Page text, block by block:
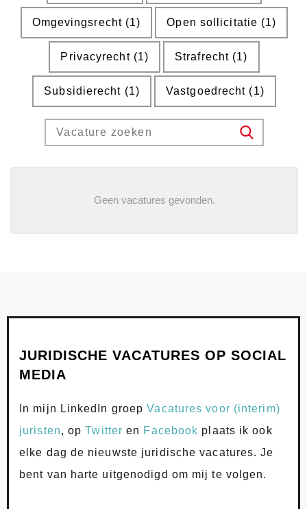
Omgevingsrecht (1) Open sollicitatie (1)
Privacyrecht (1) Strafrecht (1)
Subsidierecht (1) Vastgoedrecht (1)
Search for jobs
Geen vacatures gevonden.
JURIDISCHE VACATURES OP SOCIAL
MEDIA
In mijn LinkedIn groepVacatures voor (interim)
juristen, opTwitteren Facebook plaats ik ook
elke dag de nieuwste juridische vacatures. Je
bent van harte uitgenodigd om mij te volgen.